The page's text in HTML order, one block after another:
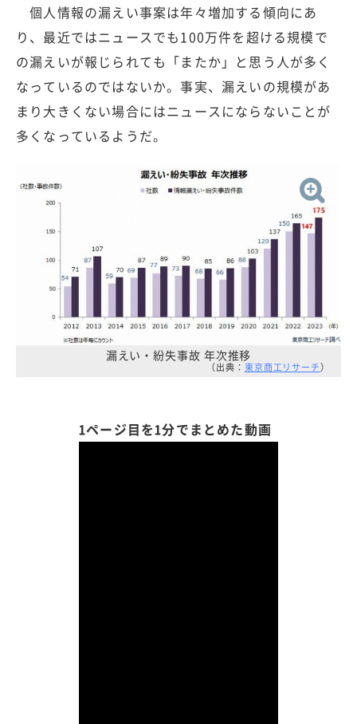
個人情報の漏えい事案は年々増加する傾向にあ
り、最近ではニュースでも100万件を超ける規模で
の漏えいが報じられても「またか」と思う人が多く
なっているのではないか。事実、漏えいの規模があ
まり大きくない場合にはニュースにならないことが
多くなっているようだ。
漏えい・紛失事故 年次推移
（出典： 東京商工リサーチ）
1ページ目を1分でまとめた動画